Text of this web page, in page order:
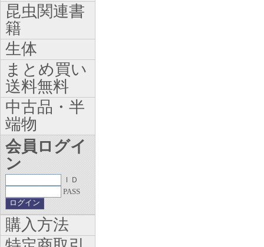
昆虫関連書
籍
生体
まとめ買い
送料無料
中古品・半
端物
会員ログイ
ン
ＩＤ
PASS
購入方法